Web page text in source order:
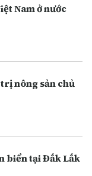
Nam ở nước
nông sản chủ
biển tại Đắk Lắk